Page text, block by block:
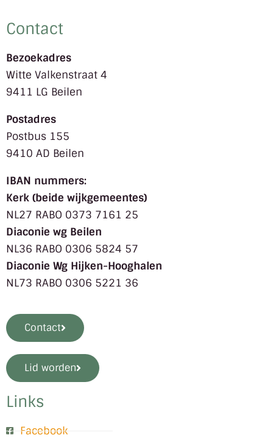
Contact
Bezoekadres
Witte Valkenstraat 4
9411 LG Beilen
Postadres
Postbus 155
9410 AD Beilen
IBAN nummers:
Kerk (beide wijkgemeentes)
NL27 RABO 0373 7161 25
Diaconie wg Beilen
NL36 RABO 0306 5824 57
Diaconie Wg Hijken-Hooghalen
NL73 RABO 0306 5221 36
Contact
Lid worden
Links
Facebook